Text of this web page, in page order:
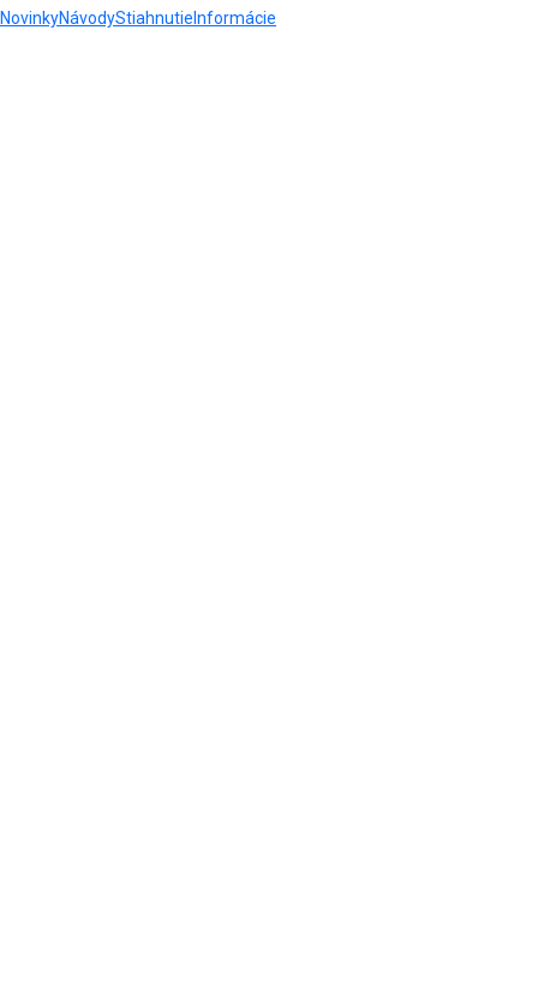
NovinkyNávodyStiahnutie Informácie